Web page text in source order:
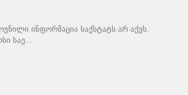
ინფორმაცია საქსტატს არ აქვს.
საე...